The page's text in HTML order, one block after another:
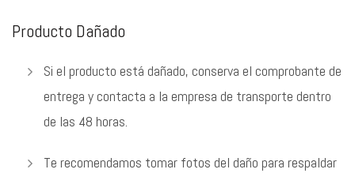
Producto Dañado
Si el producto está dañado, conserva el comprobante de
entrega y contacta a la empresa de transporte dentro
de las 48 horas.
Te recomendamos tomar fotos del daño para respaldar